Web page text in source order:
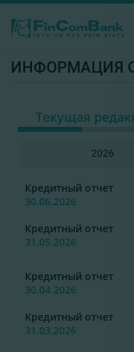
ИНФОРМАЦИЯ
Текущая
2026
Кредитный отчет
30.06.2026
Кредитный отчет
31.05.2026
Кредитный отчет
30.04.2026
Кредитный отчет
31.03.2026